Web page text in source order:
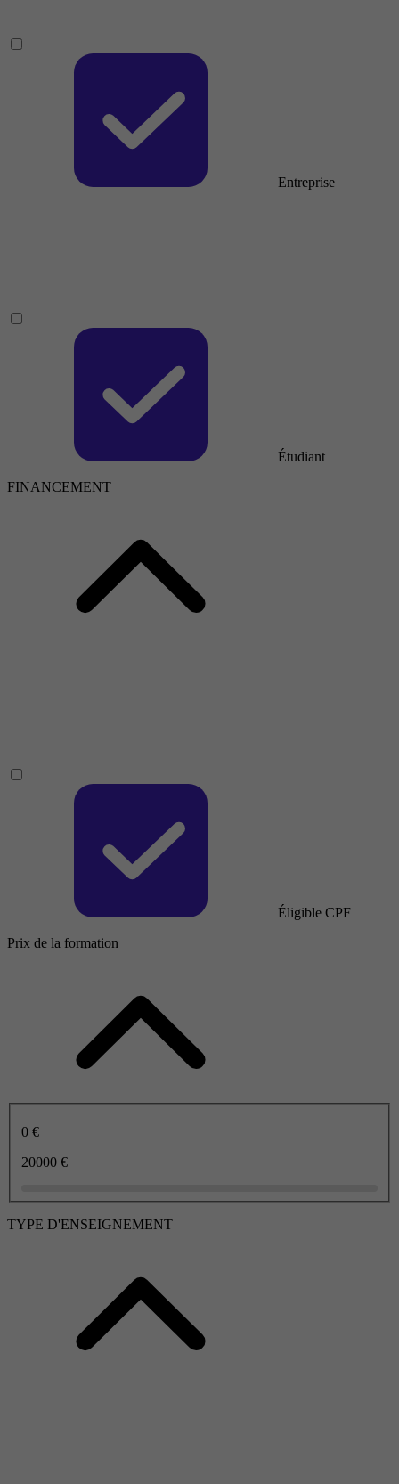
Entreprise
Étudiant
FINANCEMENT
Éligible CPF
Prix de la formation
0 €
20000 €
TYPE D'ENSEIGNEMENT